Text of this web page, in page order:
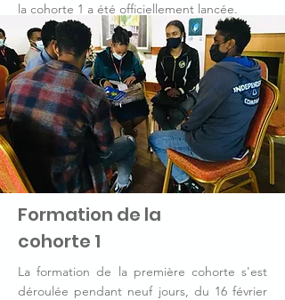
la cohorte 1 a été officiellement lancée.
Formation de la
cohorte 1
La formation de la première cohorte s'est
déroulée pendant neuf jours, du 16 février